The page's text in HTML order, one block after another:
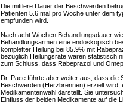
Die mittlere Dauer der Beschwerden
Patienten 5.6 mal pro Woche unter dem
empfunden wird.
Nach acht Wochen Behandlungsdauer
Behandlungsarmen eine endoskopisch
kompletter Heilung bei 85.9% mit
bezüglich Heilungsrate waren statistisch
zum Schluss, dass Rabeprazol und
Dr. Pace führte aber weiter aus, dass die
Beschwerden (Herzbrennen) erzielt wird,
Medikamentenwahl darstellt. Sie
Einfluss der beiden Medikamente auf die